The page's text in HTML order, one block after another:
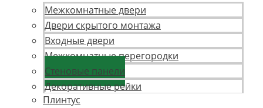
Межкомнатные двери
Двери скрытого монтажа
Входные двери
Межкомнатные перегородки
Стеновые панели
Декоративные рейки
Плинтус